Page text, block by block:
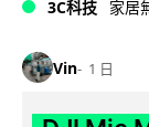
3C科技 家居
Vin 1 日